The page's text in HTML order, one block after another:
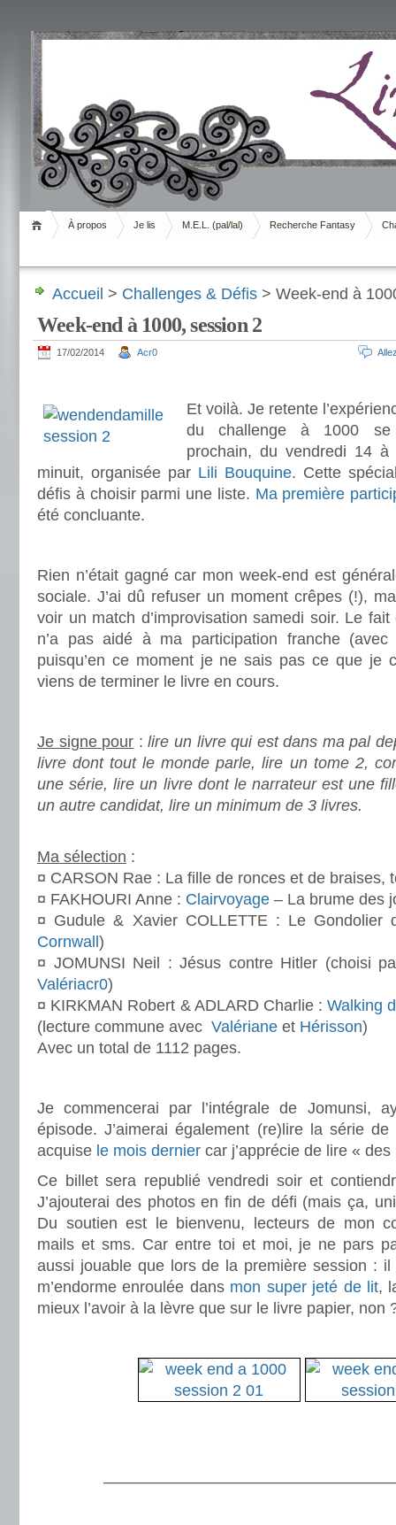
Livrement
À propos Je lis M.E.L. (pal/lal) Recherche Fantasy
Accueil > Challenges & Défis > Week-end à
Week-end à 1000, session 2
17/02/2014 Acr0
Et voilà. Je retente
du challenge à 1000 se
prochain, du vendredi 14 à
minuit, organisée par Lili Bouquine. Cette
défis à choisir parmi une liste. Ma première
été concluante.
Rien n’était gagné car mon week-end est
sociale. J’ai dû refuser un moment crêpes (!),
voir un match d’improvisation samedi soir. Le
n’a pas aidé à ma participation franche
puisqu’en ce moment je ne sais pas ce que je
viens de terminer le livre en cours.
Je signe pour :lire un livre qui est dans ma pal
livre dont tout le monde parle, lire un tome 2,
une série, lire un livre dont le narrateur est une
un autre candidat, lire un minimum de 3 livres.
Ma sélection :
¤ CARSON Rae : La fille de ronces et de braises,
¤ FAKHOURI Anne : Clairvoyage – La brume des
¤ Gudule & Xavier COLLETTE : Le Gondolier
Cornwall )
¤ JOMUNSI Neil : Jésus contre Hitler (choisi
Valériacr0)
¤ KIRKMAN Robert & ADLARD Charlie :Walking
(lecture commune avec Valériane et Hérisson)
Avec un total de 1112 pages.
Je commencerai par l’intégrale de Jomunsi,
épisode. J’aimerai également (re)lire la série
acquise le mois dernier car j’apprécie de lire «
Ce billet sera republié vendredi soir et
J’ajouterai des photos en fin de défi (mais ça,
Du soutien est le bienvenu, lecteurs de mon
mails et sms. Car entre toi et moi, je ne pars
aussi jouable que lors de la première session :
m’endorme enroulée dans mon super jeté de lit,
mieux l’avoir à la lèvre que sur le livre papier, non